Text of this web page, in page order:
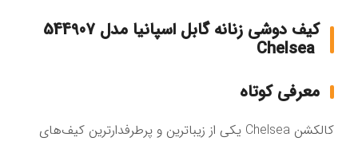
کیف دوشی زنانه گابل اسپانیا مدل 544907
معرفی کوتاه
کالکشن Chelsea یکی از زیباترین و پرطرفدارترین کیف‌های